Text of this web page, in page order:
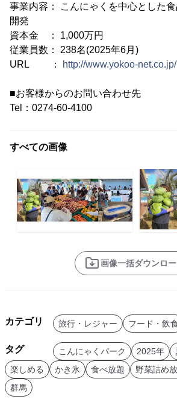
事業内容： こんにゃくを中心とした食
開発
資本金 ： 1,000万円
従業員数： 238名(2025年6月)
URL ：
http://www.yokoo-net.co.jp/
■お客様からのお問い合わせ先
Tel：0274-60-4100
すべての画像
画像一括ダウンロ
カテゴリ 旅行・レジャー フード・飲
タグ こんにゃくパーク 2025年
楽しめる
かき氷 食べ放題 野菜詰め
群馬